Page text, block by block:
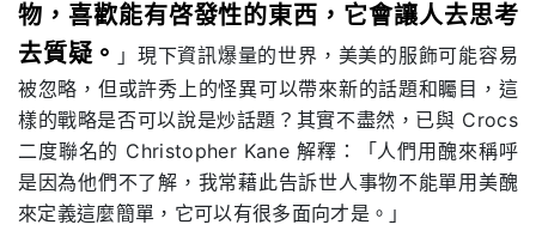
物，喜歡能有啓發性的東西，它會讓人去思考
去質疑。 」現下資訊爆量的世界，美美的服飾可能容易
被忽略，但或許秀上的怪異可以帶來新的話題和矚目，這
樣的戰略是否可以說是炒話題？其實不盡然，已與 Crocs
二度聯名的 Christopher Kane 解釋：「人們用醜來稱呼
是因為他們不了解，我常藉此告訴世人事物不能單用美醜
來定義這麼簡單，它可以有很多面向才是。」